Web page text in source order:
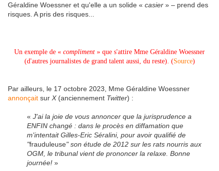
Géraldine Woessner et qu'elle a un solide « casier » – prend des
risques. A pris des risques...
Un exemple de « compliment » que s'attire Mme Géraldine Woessner
(d'autres journalistes de grand talent aussi, du reste). (Source)
Par ailleurs, le 17 octobre 2023, Mme Géraldine Woessner
annonçait sur X (anciennement Twitter) :
« J'ai la joie de vous annoncer que la jurisprudence a
ENFIN changé : dans le procès en diffamation que
m'intentait Gilles-Eric Séralini, pour avoir qualifié de
"frauduleuse" son étude de 2012 sur les rats nourris aux
OGM, le tribunal vient de prononcer la relaxe. Bonne
journée! »